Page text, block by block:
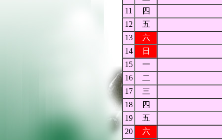
11
四
12
五
13
六
14
日
15
一
16
二
17
三
18
四
19
五
20
六